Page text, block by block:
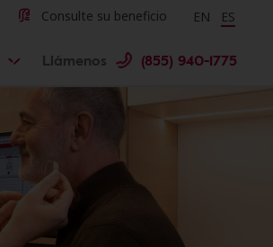
Consulte su beneficio EN ES
Llámenos (855) 940-1775